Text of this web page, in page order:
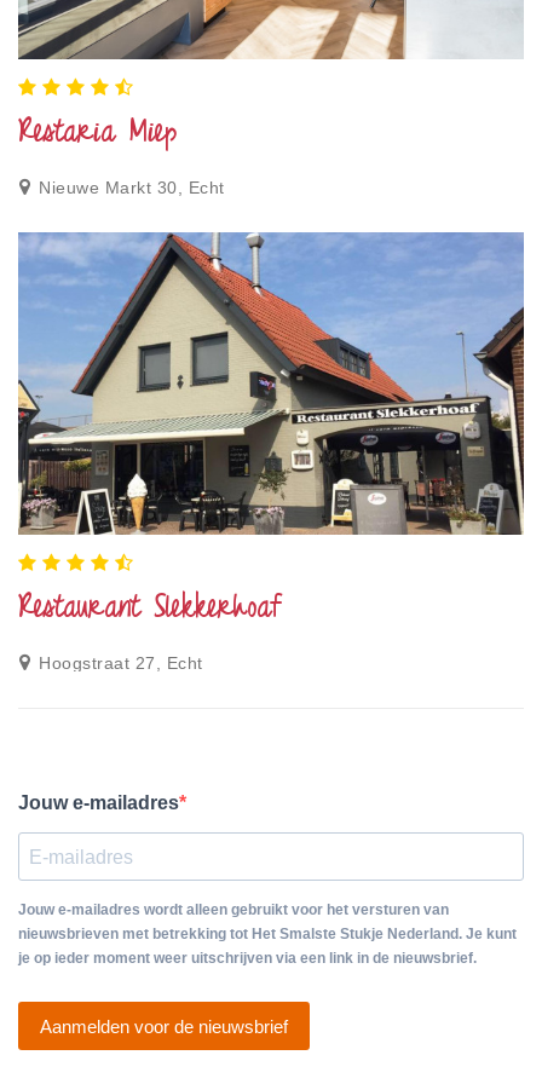
Restaria Miep
Nieuwe Markt 30, Echt
Restaurant Slekkerhoaf
Hoogstraat 27, Echt
Jouw e-mailadres
Jouw e-mailadres wordt alleen gebruikt voor het versturen van
nieuwsbrieven met betrekking tot Het Smalste Stukje Nederland. Je kunt
je op ieder moment weer uitschrijven via een link in de nieuwsbrief.
Aanmelden voor de nieuwsbrief